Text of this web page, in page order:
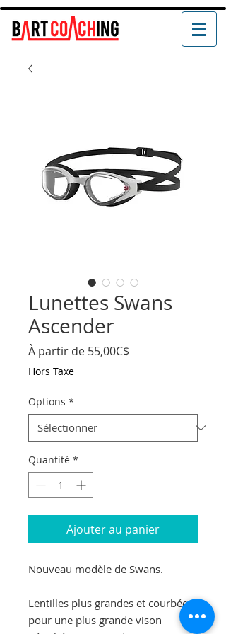
Lunettes Swans
Ascender
À partir de 55,00C$
Hors Taxe
Options *
Quantité *
Ajouter au panier
Nouveau modèle de Swans.
Lentilles plus grandes et courbées
pour une plus grande vison